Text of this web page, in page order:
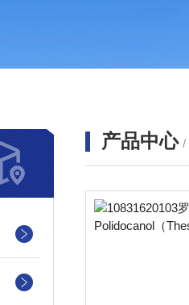
产品中心 /